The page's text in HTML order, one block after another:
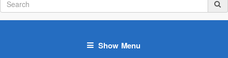
Show Menu